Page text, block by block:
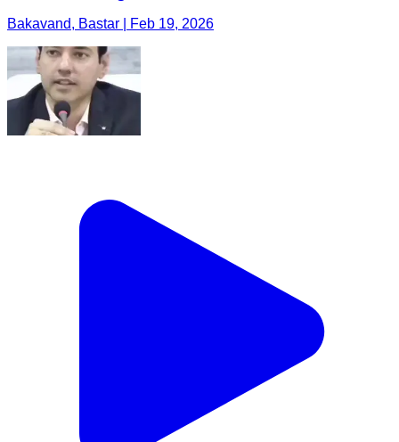
Bakavand, Bastar | Feb 19, 2026